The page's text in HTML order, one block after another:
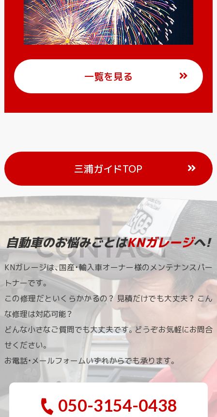
一覧を見る
三浦ガイドTOP
自動車のお悩みごとはKNガレージへ!
KNガレージは、国産・輸入車オーナー様のメンテナンスパー
トナーです。
この修理だといくらかかるの？ 見積だけでも大丈夫？ こん
な修理は対応可能？
どんな小さなご質問でも大丈夫です。どうぞお気軽にお問合
せください。
お電話・メールフォームいずれからでも承ります。
050-3154-0438